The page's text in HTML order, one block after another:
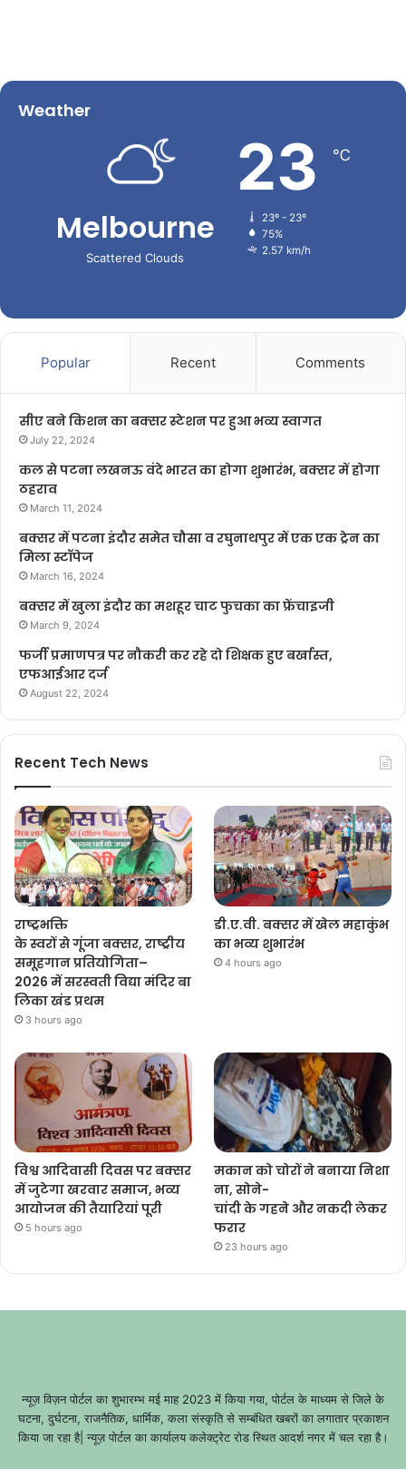
Weather
Melbourne
Scattered Clouds
23 ℃
23º - 23º
75%
2.57 km/h
Popular Recent Comments
सीए बने किशन का बक्सर स्टेशन पर हुआ भव्य स्वागत
July 22, 2024
कल से पटना लखनऊ वंदे भारत का होगा शुभारंभ, बक्सर में होगा
ठहराव
March 11, 2024
बक्सर में पटना इंदौर समेत चौसा व रघुनाथपुर में एक एक ट्रेन का
मिला स्टॉपेज
March 16, 2024
बक्सर में खुला इंदौर का मशहूर चाट फुचका का फ्रेंचाइजी
March 9, 2024
फर्जी प्रमाणपत्र पर नौकरी कर रहे दो शिक्षक हुए बर्खास्त,
एफआईआर दर्ज
August 22, 2024
Recent Tech News
राष्ट्रभक्ति
के स्वरों से गूंजा बक्सर, राष्ट्रीय
समूहगान प्रतियोगिता–
2026 में सरस्वती विद्या मंदिर बा
लिका खंड प्रथम
3 hours ago
डी.ए.वी. बक्सर में खेल महाकुंभ
का भव्य शुभारंभ
4 hours ago
विश्व आदिवासी दिवस पर बक्सर
में जुटेगा खरवार समाज, भव्य
आयोजन की तैयारियां पूरी
5 hours ago
मकान को चोरों ने बनाया निशा
ना, सोने-
चांदी के गहने और नकदी लेकर
फरार
23 hours ago
न्यूज़ विज़न पोर्टल का शुभारम्भ मई माह 2023 में किया गया, पोर्टल के माध्यम से जिले के
घटना, दुर्घटना, राजनैतिक, धार्मिक, कला संस्कृति से सम्बंधित खबरों का लगातार प्रकाशन
किया जा रहा है| न्यूज़ पोर्टल का कार्यालय कलेक्ट्रेट रोड स्थित आदर्श नगर में चल रहा है।